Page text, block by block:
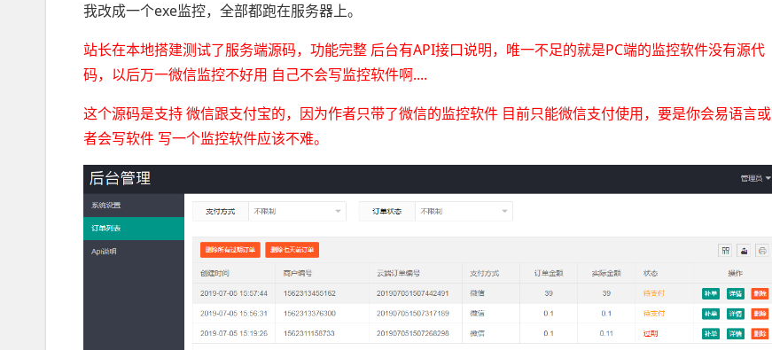
我改成一个exe监控，全部都跑在服务器上。
站长在本地搭建测试了服务端源码，功能完整 后台有API接口说明，唯一不足的就是PC端的监控软件没有源代
码，以后万一微信监控不好用 自己不会写监控软件啊....
这个源码是支持 微信跟支付宝的，因为作者只带了微信的监控软件 目前只能微信支付使用，要是你会易语言或
者会写软件 写一个监控软件应该不难。